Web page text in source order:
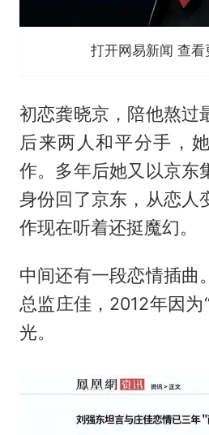
打开网易新闻 查看
初恋龚晓京，陪他熬过
后来两人和平分手，
作。多年后她又以京东
身份回了京东，从恋人
作现在听着还挺魔幻。
中间还有一段恋情插曲
总监庄佳，2012年因为
光。